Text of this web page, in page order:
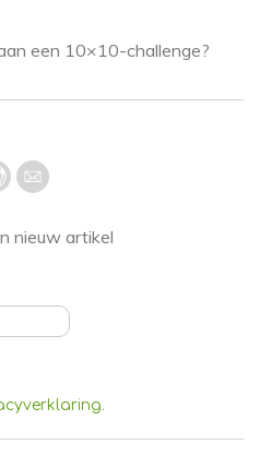
een 10×10-challenge?
nieuw artikel
.